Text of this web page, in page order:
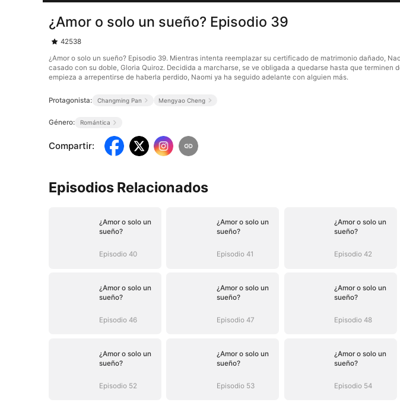
¿Amor o solo un sueño? Episodio 39
42538
¿Amor o solo un sueño? Episodio 39. Mientras intenta reemplazar su certificado de matrimonio dañado,
casado con su doble, Gloria Quiroz. Decidida a marcharse, se ve obligada a quedarse hasta que
empieza a arrepentirse de haberla perdido, Naomi ya ha seguido adelante con alguien más.
Protagonista: Changming Pan Mengyao Cheng
Género: Romántica
Compartir:
Episodios Relacionados
¿Amor o solo un
sueño?
Episodio 40
¿Amor o solo un
sueño?
Episodio 41
¿Amor o solo un
sueño?
Episodio 42
¿Amor o solo un
sueño?
Episodio 46
¿Amor o solo un
sueño?
Episodio 47
¿Amor o solo un
sueño?
Episodio 48
¿Amor o solo un
sueño?
Episodio 52
¿Amor o solo un
sueño?
Episodio 53
¿Amor o solo un
sueño?
Episodio 54